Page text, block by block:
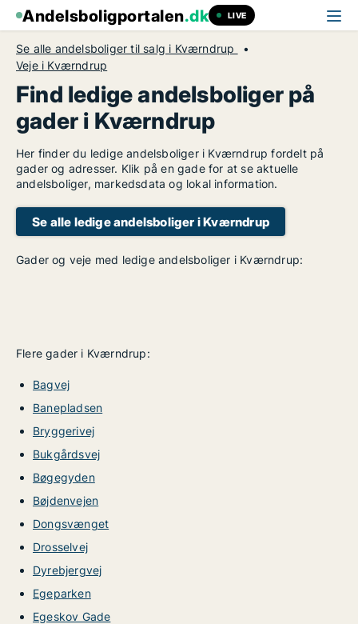
Andelsboligportalen.dk LIVE
Se alle andelsboliger til salg i Kværndrup
Veje i Kværndrup
Find ledige andelsboliger på
gader i Kværndrup
Her finder du ledige andelsboliger i Kværndrup fordelt på
gader og adresser. Klik på en gade for at se aktuelle
andelsboliger, markedsdata og lokal information.
Se alle ledige andelsboliger i Kværndrup
Gader og veje med ledige andelsboliger i Kværndrup:
Flere gader i Kværndrup:
Bagvej
Banepladsen
Bryggerivej
Bukgårdsvej
Bøgegyden
Bøjdenvejen
Dongsvænget
Drosselvej
Dyrebjergvej
Egeparken
Egeskov Gade